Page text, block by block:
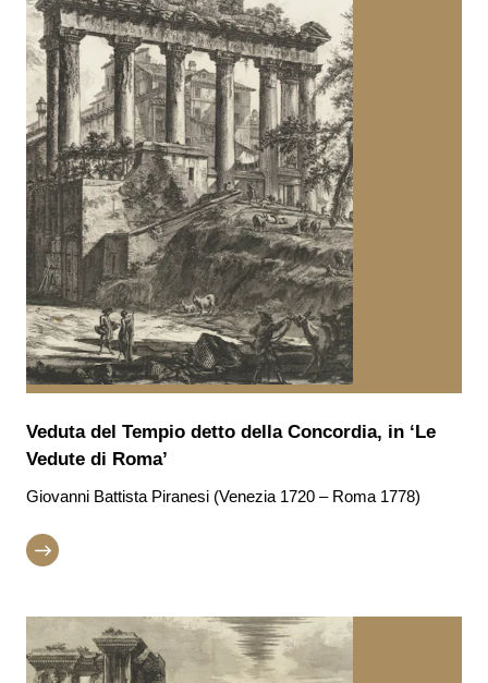
Veduta del Tempio detto della Concordia, in ‘Le
Vedute di Roma’
Giovanni Battista Piranesi (Venezia 1720 – Roma 1778)